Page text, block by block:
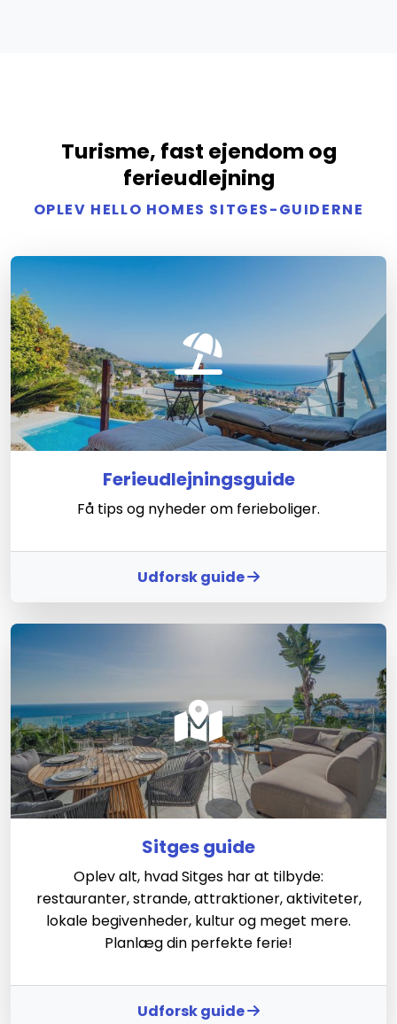
Turisme, fast ejendom og
ferieudlejning
OPLEV HELLO HOMES SITGES-GUIDERNE
Ferieudlejningsguide
Få tips og nyheder om ferieboliger.
Udforsk guide
Sitges guide
Oplev alt, hvad Sitges har at tilbyde:
restauranter, strande, attraktioner, aktiviteter,
lokale begivenheder, kultur og meget mere.
Planlæg din perfekte ferie!
Udforsk guide